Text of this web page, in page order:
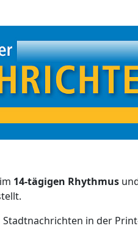
14-tägigen Rhythmus
in der